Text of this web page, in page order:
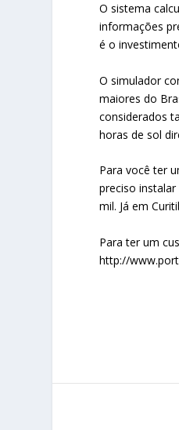
O sistema
informações
é o
O simulador
maiores do
considerados
horas de sol
Para você ter
preciso
mil. Já em
Para ter um
http://